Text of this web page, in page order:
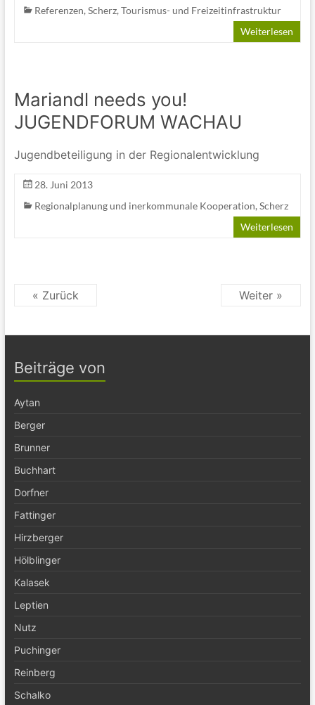
Referenzen, Scherz, Tourismus- und Freizeitinfrastruktur
Weiterlesen
Mariandl needs you!
JUGENDFORUM WACHAU
Jugendbeteiligung in der Regionalentwicklung
28. Juni 2013
Regionalplanung und inerkommunale Kooperation, Scherz
Weiterlesen
« Zurück Weiter »
Beiträge von
Aytan
Berger
Brunner
Buchhart
Dorfner
Fattinger
Hirzberger
Hölblinger
Kalasek
Leptien
Nutz
Puchinger
Reinberg
Schalko